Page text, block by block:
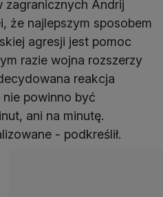
zagranicznych Andrij
że najlepszym sposobem
agresji jest pomoc
razie wojna rozszerzy
reakcja
powinno być
ani na minutę.
- podkreślił.